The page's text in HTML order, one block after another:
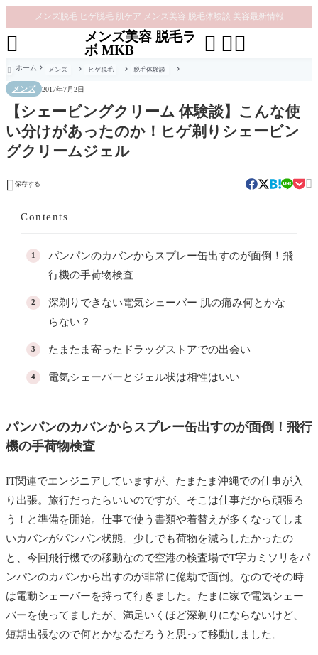
メンズ脱毛 ヒゲ脱毛 肌ケア メンズ美容 脱毛体験談 美容最新情報
メンズ美容 脱毛ラ
ボ MKB
 

 ホーム メンズ ヒゲ脱毛 脱毛体験談
メンズ 2017年7月2日
【シェービングクリーム 体験談】こんな使
い分けがあったのか！ヒゲ剃りシェービン
グクリームジェル
 保存する 
Contents
パンパンのカバンからスプレー缶出すのが面倒！飛
行機の手荷物検査
深剃りできない電気シェーバー 肌の痛み何とかな
らない？
たまたま寄ったドラッグストアでの出会い
電気シェーバーとジェル状は相性はいい
パンパンのカバンからスプレー缶出すのが面倒！飛行
機の手荷物検査
IT関連でエンジニアしていますが、たまたま沖縄での仕事が入
り出張。旅行だったらいいのですが、そこは仕事だから頑張ろ
う！と準備を開始。仕事で使う書類や着替えが多くなってしま
いカバンがパンパン状態。少しでも荷物を減らしたかったの
と、今回飛行機での移動なので空港の検査場でT字カミソリをパ
ンパンのカバンから出すのが非常に億劫で面倒。なのでその時
は電動シェーバーを持って行きました。たまに家で電気シェー
バーを使ってましたが、満足いくほど深剃りにならないけど、
短期出張なので何とかなるだろうと思って移動しました。